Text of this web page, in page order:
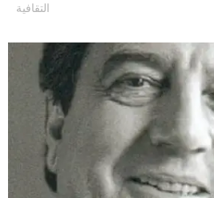
التقافية